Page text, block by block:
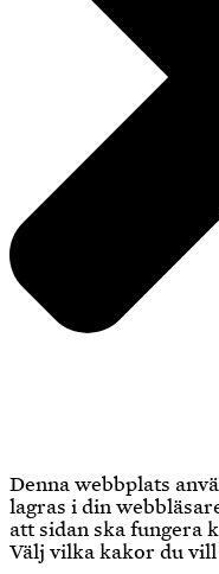
Denna webbplats
lagras i din
att sidan ska fungera
Välj vilka kakor du